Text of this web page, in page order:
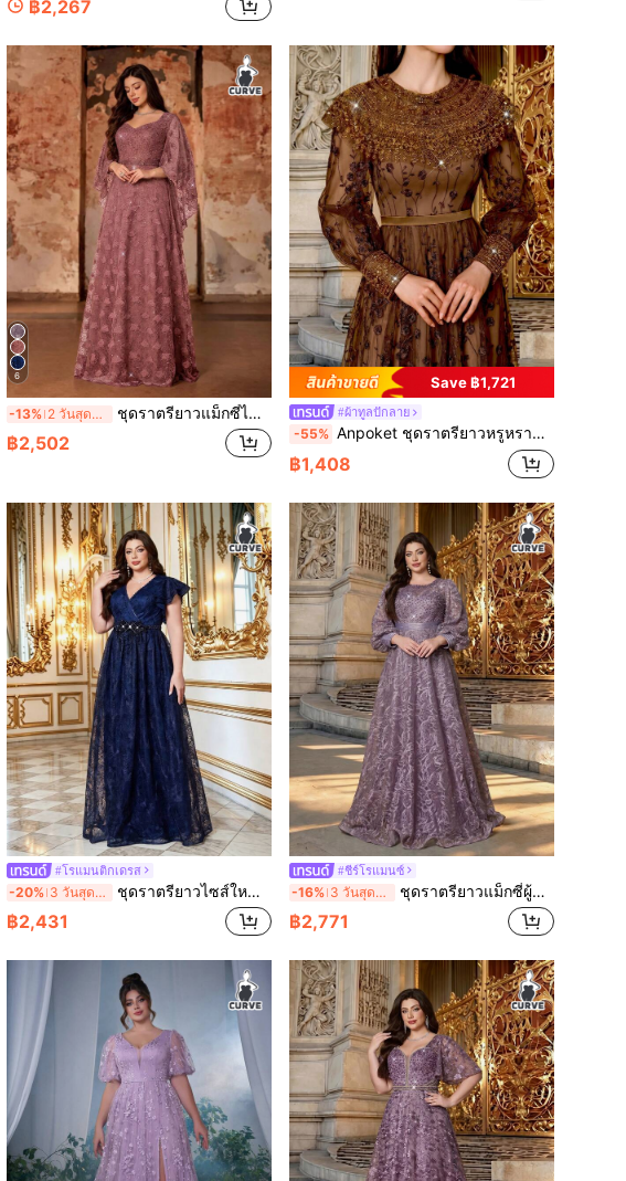
฿2,267
6
-13% 2 วันสุดท้าย ชุดราตรียาวแม็กซี่ไซส์ใหญ่ ลายดอกไม้ลูกไม้หรูหรา คอวี แขนบาน ประดับลูกปัด สำหรับฤดูร้อน/ฤดูใบไม้ร่วง ชุดทางการสำหรับงานเย็น งานแต่งงาน งานเลี้ยง แม่เจ้าสาว งานปาร์ตี้ งานพรอม และเทศกาล
฿2,502
Save ฿1,721
#ผ้าทูลปักลาย
-55% Anpoket ชุดราตรียาวหรูหราสไตล์หรูหราสำหรับฤดูร้อน/ฤดูใบไม้ร่วง คอกลม ปักมุก คอเสื้อดอกไม้ สำหรับงานปาร์ตี้ งานพรอม เทศกาล งานแต่งงาน
฿1,408
#โรแมนติกเดรส
-20% 3 วันสุดท้าย ชุดราตรียาวไซส์ใหญ่สไตล์หรูหราสำหรับฤดูร้อน สีน้ำเงินรอยัล ลายดอกไม้ผ้าลูกไม้ คอวี แขนพริ้ว เข็มขัดเอวประดับลูกปัด เหมาะสำหรับงานแต่งงาน งานปาร์ตี้ งานบอล วันหยุดพักผ่อน และเทศกาล
฿2,431
#ชีร์โรแมนซ์
-16% 3 วันสุดท้าย ชุดราตรียาวแม็กซี่ผู้หญิงไซซ์ใหญ่ คอกลม สีม่วงหม่นสไตล์ Dusty Mauve สำหรับฤดูร้อน/ฤดูใบไม้ร่วง ปักดอกไม้แต่งลูกไม้ ดีไซน์หรูหรา สำหรับแขกงานแต่งงาน งานพรอม ออกงาน และปาร์ตี้ค่ำคืนเทศกาล
฿2,771